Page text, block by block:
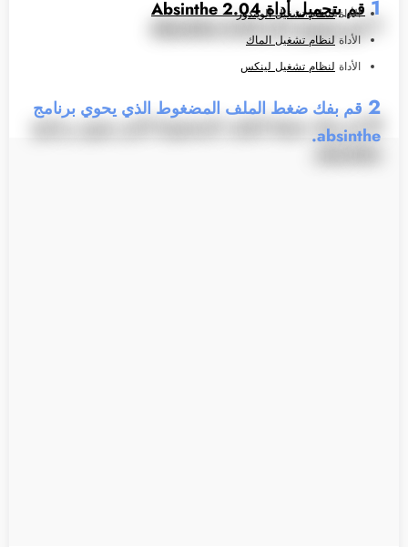
1 قم بتحميل أداة Absinthe 2.04
الأداةلنظام تشغيل الويندوز
الأداةلنظام تشغيل الماك
الأداة لنظام تشغيل لينكس
2 قم بفك ضغط الملف المضغوط الذي يحوي برنامج
absinthe.